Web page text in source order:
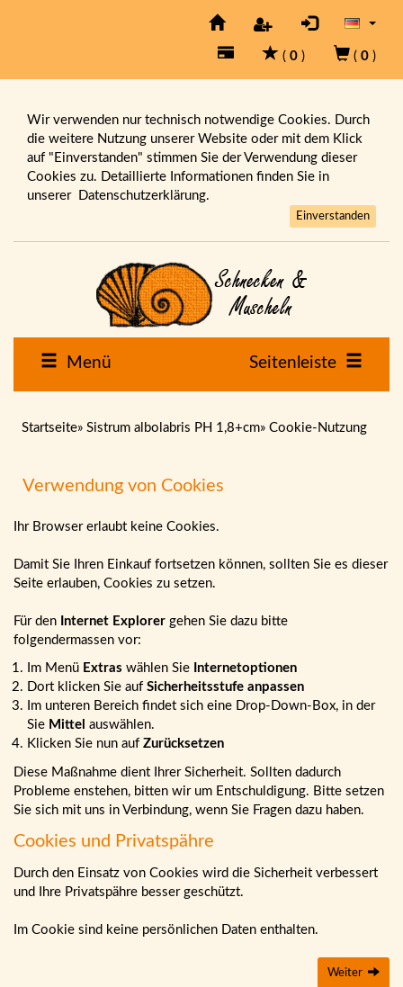
( 0 ) ( 0 )
Wir verwenden nur technisch notwendige Cookies. Durch
die weitere Nutzung unserer Website oder mit dem Klick
auf "Einverstanden" stimmen Sie der Verwendung dieser
Cookies zu. Detaillierte Informationen finden Sie in
unserer Datenschutzerklärung.
Einverstanden
Menü Seitenleiste
Startseite» Sistrum albolabris PH 1,8+cm» Cookie-Nutzung
Verwendung von Cookies
Ihr Browser erlaubt keine Cookies.
Damit Sie Ihren Einkauf fortsetzen können, sollten Sie es dieser
Seite erlauben, Cookies zu setzen.
Für den Internet Explorer gehen Sie dazu bitte
folgendermassen vor:
Im Menü Extras wählen Sie Internetoptionen
Dort klicken Sie auf Sicherheitsstufe anpassen
Im unteren Bereich findet sich eine Drop-Down-Box, in der
Sie Mittel auswählen.
Klicken Sie nun auf Zurücksetzen
Diese Maßnahme dient Ihrer Sicherheit. Sollten dadurch
Probleme enstehen, bitten wir um Entschuldigung. Bitte setzen
Sie sich mit uns in Verbindung, wenn Sie Fragen dazu haben.
Cookies und Privatspähre
Durch den Einsatz von Cookies wird die Sicherheit verbessert
und Ihre Privatspähre besser geschützt.
Im Cookie sind keine persönlichen Daten enthalten.
Weiter